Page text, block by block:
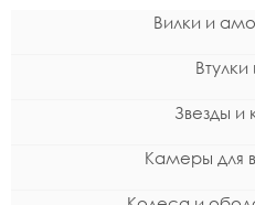
Вилки и
Звезды и
Камеры для